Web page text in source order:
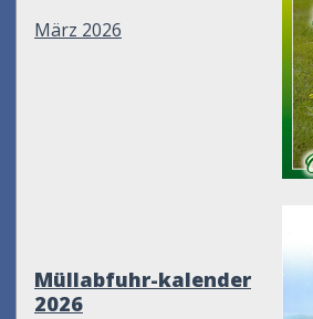
März 2026
Müllabfuhr-kalender
2026